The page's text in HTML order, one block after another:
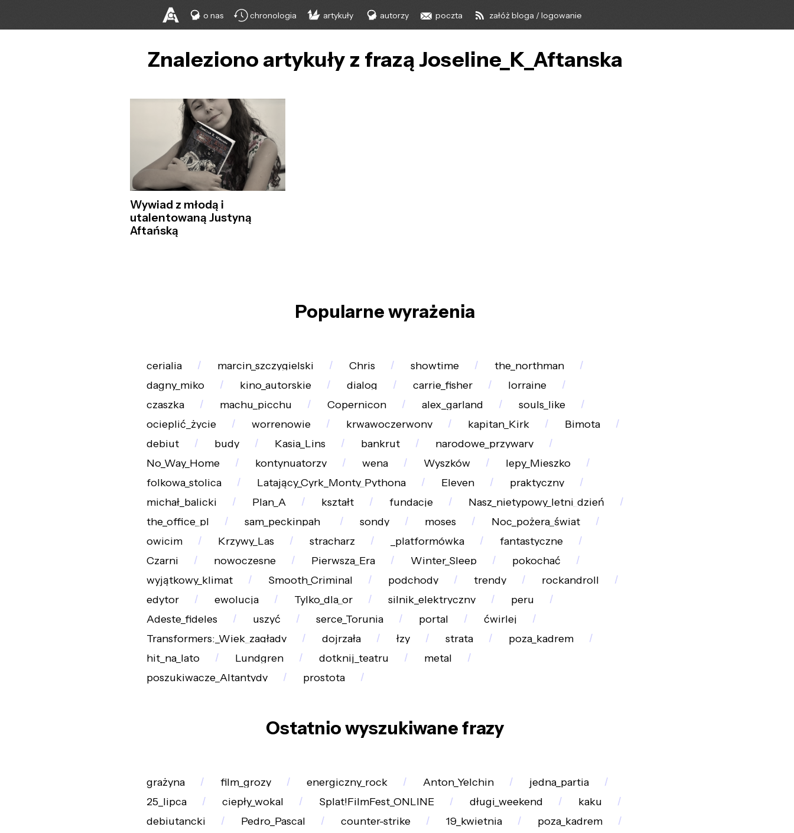
o nas chronologia artykuły autorzy poczta załóż bloga / logowanie
Znaleziono artykuły z frazą Joseline_K_Aftanska
Wywiad z młodą i
utalentowaną Justyną
Aftańską
Popularne wyrażenia
cerialia marcin_szczygielski Chris showtime
the_northman
dagny_miko
kino_autorskie dialog carrie_fisher
lorraine
czaszka
machu_picchu Copernicon alex_garland
souls_like
ocieplić_życie
worrenowie krwawoczerwony kapitan_Kirk
Bimota
debiut
budy Kasia_Lins bankrut
narodowe_przywary
No_Way_Home
kontynuatorzy wena Wyszków
lepy_Mieszko
folkowa_stolica
Latający_Cyrk_Monty_Pythona Eleven
praktyczny
michał_balicki
Plan_A kształt fundacje
Nasz_nietypowy_letni_dzień
the_office_pl
sam_peckinpah_ sondy moses
Noc_pożera_świat
owicim
Krzywy_Las stracharz _platformówka
fantastyczne
Czarni
nowoczesne Pierwsza_Era Winter_Sleep
pokochać
wyjątkowy_klimat
Smooth_Criminal podchody trendy
rockandroll
edytor
ewolucja Tylko_dla_or silnik_elektryczny
peru
Adeste_fideles
uszyć serce_Torunia portal
ćwirlej
Transformers:_Wiek_zagłady
dojrzała łzy strata
poza_kadrem
hit_na_lato
Lundgren dotknij_teatru
metal
poszukiwacze_Altantydy
prostota
Ostatnio wyszukiwane frazy
grażyna film_grozy energiczny_rock Anton_Yelchin
jedna_partia
25_lipca
ciepły_wokal Splat!FilmFest_ONLINE długi_weekend
kaku
debiutancki
Pedro_Pascal counter-strike 19_kwietnia
poza_kadrem